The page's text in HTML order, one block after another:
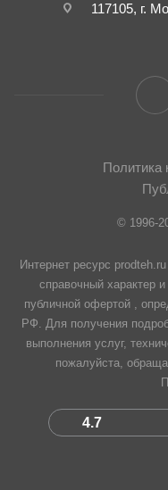
117105, г.
Политика
© 1996-
Интернет ресурс
справочный характер
публичной офертой ,
РФ. Для получения
выполнения услуг,
пожалуйста,
4.7